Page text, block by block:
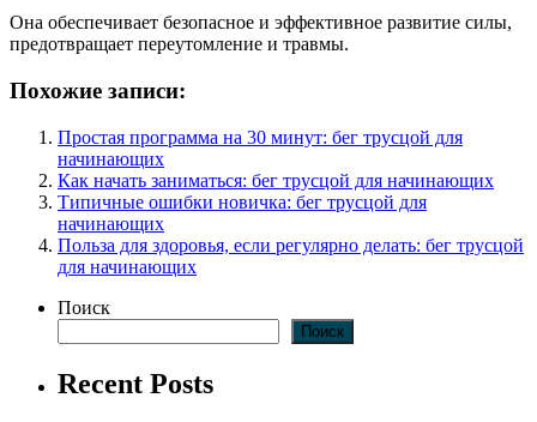
Она обеспечивает безопасное и эффективное развитие силы,
предотвращает переутомление и травмы.
Похожие записи:
Простая программа на 30 минут: бег трусцой для
начинающих
Как начать заниматься: бег трусцой для начинающих
Типичные ошибки новичка: бег трусцой для
начинающих
Польза для здоровья, если регулярно делать: бег трусцой
для начинающих
Поиск
Поиск
Recent Posts